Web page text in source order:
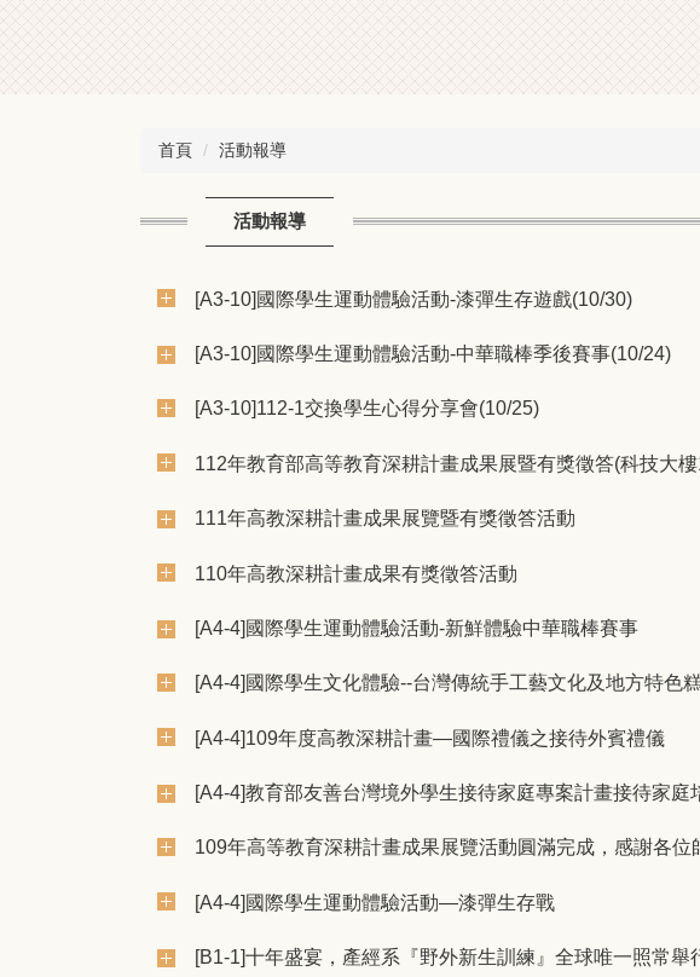
首頁 活動報導
活動報導
[A3-10]國際學生運動體驗活動-漆彈生存遊戲(10/30)
[A3-10]國際學生運動體驗活動-中華職棒季後賽事(10/24)
[A3-10]112-1交換學生心得分享會(10/25)
112年教育部高等教育深耕計畫成果展暨有獎徵答(科技大
111年高教深耕計畫成果展覽暨有獎徵答活動
110年高教深耕計畫成果有獎徵答活動
[A4-4]國際學生運動體驗活動-新鮮體驗中華職棒賽事
[A4-4]國際學生文化體驗--台灣傳統手工藝文化及地方特色
[A4-4]109年度高教深耕計畫—國際禮儀之接待外賓禮儀
[A4-4]教育部友善台灣境外學生接待家庭專案計畫接待家庭
109年高等教育深耕計畫成果展覽活動圓滿完成，感謝各位
[A4-4]國際學生運動體驗活動—漆彈生存戰
[B1-1]十年盛宴，產經系『野外新生訓練』全球唯一照常舉